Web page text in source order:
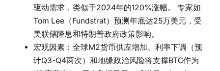
驱动需求，类似于2024年的120%涨幅。 专家如
Tom Lee（Fundstrat）预测年底达25万美元，受
美联储降息和特朗普政府政策影响。
宏观因素：全球M2货币供应增加、利率下调（预
计Q3-Q4两次）和地缘政治风险将支撑BTC作为